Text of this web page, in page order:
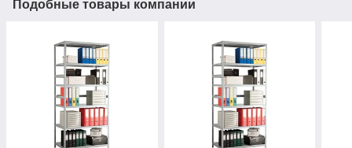
Подобные товары компании